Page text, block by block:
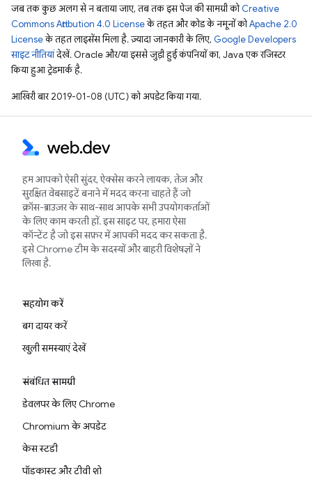
जब तक कुछ अलग से न बताया जाए, तब तक इस पेज की सामग्री कोCreative
Commons Attribution 4.0 Licenseके तहत और कोड के नमूनों कोApache 2.0
Licenseके तहत लाइसेंस मिला है. ज़्यादा जानकारी के लिए, Google Developers
साइट नीतियांदेखें. Oracle और/या इससे जुड़ी हुई कंपनियों का, Java एक रजिस्टर
किया हुआ ट्रेडमार्क है.
आखिरी बार 2019-01-08 (UTC) को अपडेट किया गया.
हम आपको ऐसी सुंदर, ऐक्सेस करने लायक, तेज़ और
सुरक्षित वेबसाइटें बनाने में मदद करना चाहते हैं जो
क्रॉस-ब्राउज़र के साथ-साथ आपके सभी उपयोगकर्ताओं
के लिए काम करती हों. इस साइट पर, हमारा ऐसा
कॉन्टेंट है जो इस सफ़र में आपकी मदद कर सकता है.
इसे Chrome टीम के सदस्यों और बाहरी विशेषज्ञों ने
लिखा है.
सहयोग करें
बग दायर करें
खुली समस्याएं देखें
संबंधित सामग्री
डेवलपर के लिए Chrome
Chromium के अपडेट
केस स्टडी
पॉडकास्ट और टीवी शो